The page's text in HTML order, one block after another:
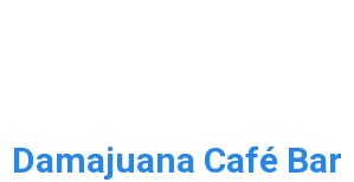
Damajuana Café Bar